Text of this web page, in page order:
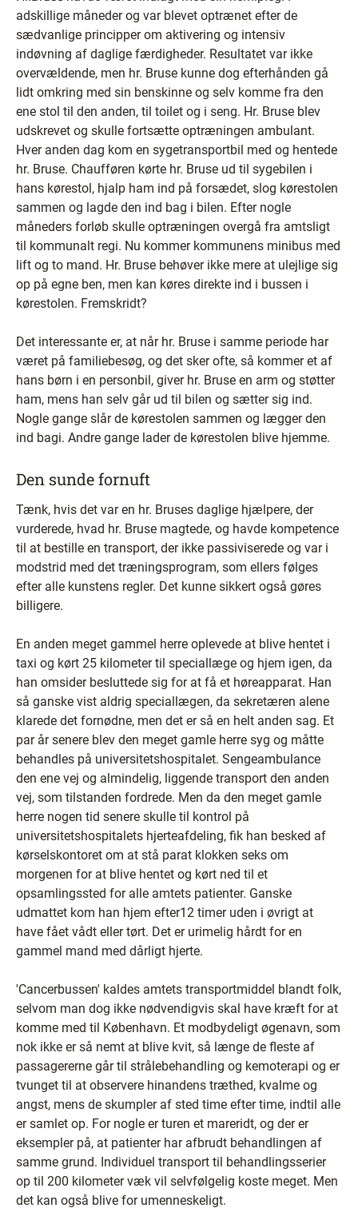
adskillige måneder og var blevet optrænet efter de
sædvanlige principper om aktivering og intensiv
indøvning af daglige færdigheder. Resultatet var ikke
overvældende, men hr. Bruse kunne dog efterhånden gå
lidt omkring med sin benskinne og selv komme fra den
ene stol til den anden, til toilet og i seng. Hr. Bruse blev
udskrevet og skulle fortsætte optræningen ambulant.
Hver anden dag kom en sygetransportbil med og hentede
hr. Bruse. Chaufføren kørte hr. Bruse ud til sygebilen i
hans kørestol, hjalp ham ind på forsædet, slog kørestolen
sammen og lagde den ind bag i bilen. Efter nogle
måneders forløb skulle optræningen overgå fra amtsligt
til kommunalt regi. Nu kommer kommunens minibus med
lift og to mand. Hr. Bruse behøver ikke mere at ulejlige sig
op på egne ben, men kan køres direkte ind i bussen i
kørestolen. Fremskridt?
Det interessante er, at når hr. Bruse i samme periode har
været på familiebesøg, og det sker ofte, så kommer et af
hans børn i en personbil, giver hr. Bruse en arm og støtter
ham, mens han selv går ud til bilen og sætter sig ind.
Nogle gange slår de kørestolen sammen og lægger den
ind bagi. Andre gange lader de kørestolen blive hjemme.
Den sunde fornuft
Tænk, hvis det var en hr. Bruses daglige hjælpere, der
vurderede, hvad hr. Bruse magtede, og havde kompetence
til at bestille en transport, der ikke passiviserede og var i
modstrid med det træningsprogram, som ellers følges
efter alle kunstens regler. Det kunne sikkert også gøres
billigere.
En anden meget gammel herre oplevede at blive hentet i
taxi og kørt 25 kilometer til speciallæge og hjem igen, da
han omsider besluttede sig for at få et høreapparat. Han
så ganske vist aldrig speciallægen, da sekretæren alene
klarede det fornødne, men det er så en helt anden sag. Et
par år senere blev den meget gamle herre syg og måtte
behandles på universitetshospitalet. Sengeambulance
den ene vej og almindelig, liggende transport den anden
vej, som tilstanden fordrede. Men da den meget gamle
herre nogen tid senere skulle til kontrol på
universitetshospitalets hjerteafdeling, fik han besked af
kørselskontoret om at stå parat klokken seks om
morgenen for at blive hentet og kørt ned til et
opsamlingssted for alle amtets patienter. Ganske
udmattet kom han hjem efter12 timer uden i øvrigt at
have fået vådt eller tørt. Det er urimelig hårdt for en
gammel mand med dårligt hjerte.
'Cancerbussen' kaldes amtets transportmiddel blandt folk,
selvom man dog ikke nødvendigvis skal have kræft for at
komme med til København. Et modbydeligt øgenavn, som
nok ikke er så nemt at blive kvit, så længe de fleste af
passagererne går til strålebehandling og kemoterapi og er
tvunget til at observere hinandens træthed, kvalme og
angst, mens de skumpler af sted time efter time, indtil alle
er samlet op. For nogle er turen et mareridt, og der er
eksempler på, at patienter har afbrudt behandlingen af
samme grund. Individuel transport til behandlingsserier
op til 200 kilometer væk vil selvfølgelig koste meget. Men
det kan også blive for umenneskeligt.